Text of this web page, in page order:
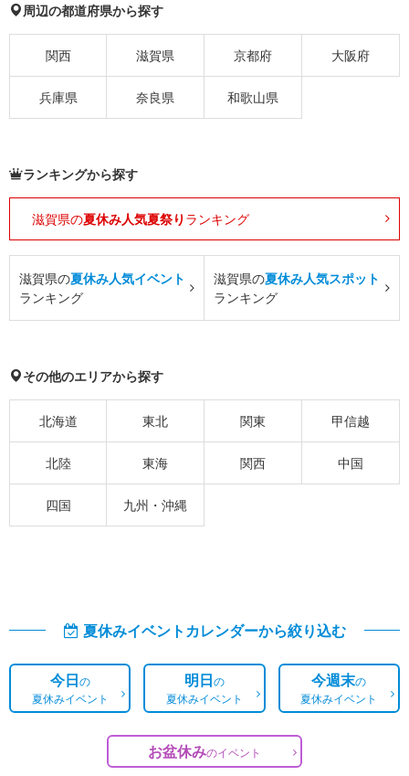
周辺の都道府県から探す
関西 滋賀県 京都府 大阪府
兵庫県 奈良県 和歌山県
ランキングから探す
滋賀県の夏休み人気夏祭り ランキング
滋賀県の夏休み人気イベント
ランキング
滋賀県の夏休み人気スポット
ランキング
その他のエリアから探す
北海道 東北 関東 甲信越
北陸 東海 関西 中国
四国 九州・沖縄
夏休みイベントカレンダーから絞り込む
今日の
夏休みイベント
明日の
夏休みイベント
今週末の
夏休みイベント
お盆休みのイベント